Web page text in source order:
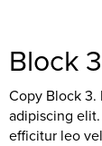
Block
Copy Block 3.
adipiscing
efficitur leo